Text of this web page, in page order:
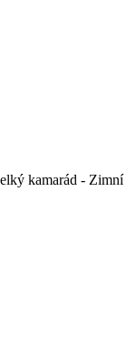
kamarád - Zimní